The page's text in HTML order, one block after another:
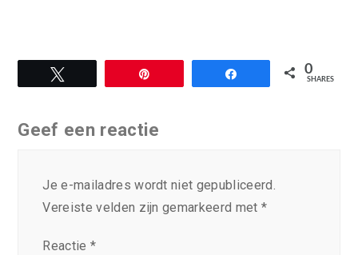
0
SHARES
Geef een reactie
Je e-mailadres wordt niet gepubliceerd.
Vereiste velden zijn gemarkeerd met *
Reactie *